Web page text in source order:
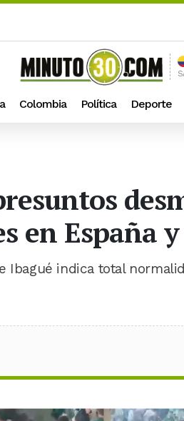
Colombia Política Deporte
en España
Ibagué indica total